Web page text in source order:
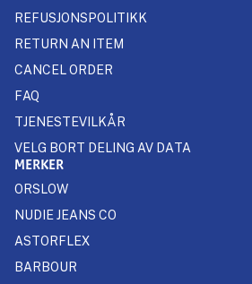
REFUSJONSPOLITIKK
RETURN AN ITEM
CANCEL ORDER
FAQ
TJENESTEVILKÅR
VELG BORT DELING AV DATA
MERKER
ORSLOW
NUDIE JEANS CO
ASTORFLEX
BARBOUR